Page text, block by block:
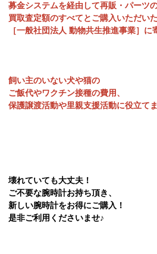
募金システムを経由して再販・パーツ
買取査定額のすべてとご購入いただい
［一般社団法人 動物共生推進事業］に
飼い主のいない犬や猫の
ご飯代やワクチン接種の費用、
保護譲渡活動や里親支援活動に役立てま
壊れていても大丈夫！
ご不要な腕時計お持ち頂き、
新しい腕時計をお得にご購入！
是非ご利用くださいませ♪